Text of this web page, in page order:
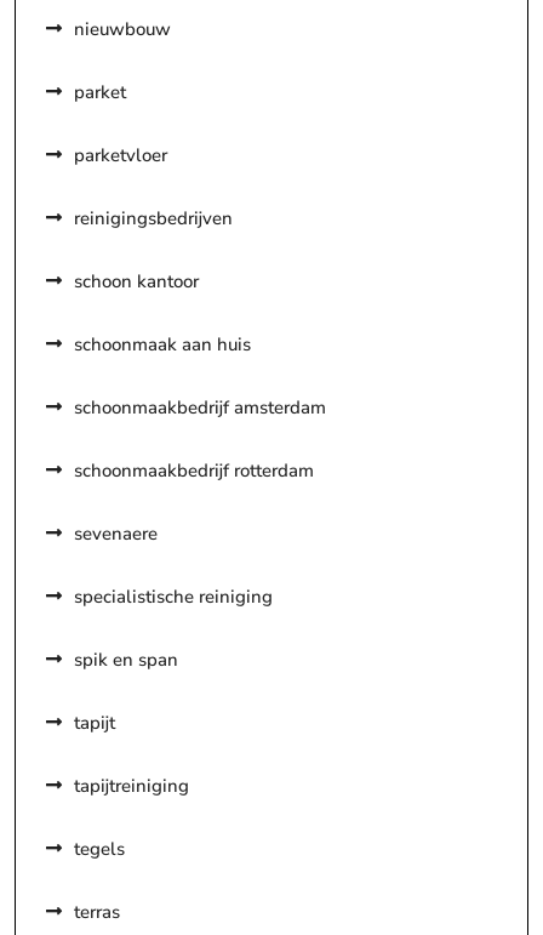
nieuwbouw
parket
parketvloer
reinigingsbedrijven
schoon kantoor
schoonmaak aan huis
schoonmaakbedrijf amsterdam
schoonmaakbedrijf rotterdam
sevenaere
specialistische reiniging
spik en span
tapijt
tapijtreiniging
tegels
terras